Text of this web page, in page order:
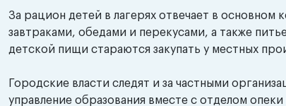
За рацион детей в лагерях отвечает в
завтраками, обедами и перекусами, а также
детской пищи стараются закупать у местных
Городские власти следят и за частными
управление образования вместе с отделом